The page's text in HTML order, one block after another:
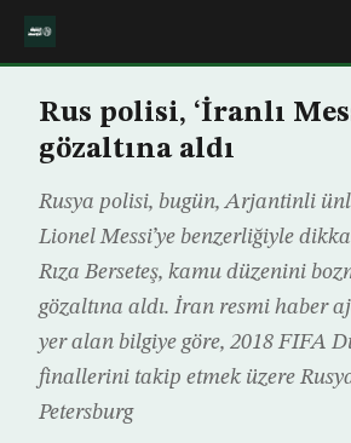
Rus polisi, ‘İranlı
gözaltına aldı
Rusya polisi, bugün, Arjantinli
Lionel Messi’ye benzerliğiyle
Rıza Berseteş, kamu düzenini
gözaltına aldı. İran resmi haber
yer alan bilgiye göre, 2018 FIFA
finallerini takip etmek üzere
Petersburg